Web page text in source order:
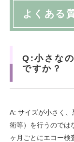
よくある
Q:小さな
ですか？
A: サイズが小さく
術等）を行うのでは
ヶ月ごとにエコー検